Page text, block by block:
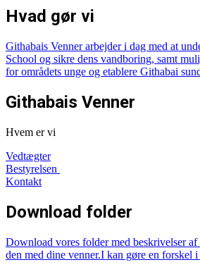
Hvad gør vi
Githabais Venner arbejder i dag med at
School og sikre dens vandboring, samt
for områdets unge og etablere Githabai
Githabais Venner
Hvem er vi
Vedtægter
Bestyrelsen
Kontakt
Download folder
Download vores folder med beskrivelser
den med dine venner.I kan gøre en forskel